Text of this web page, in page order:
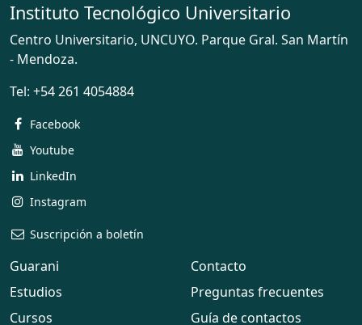
Instituto Tecnológico Universitario
Centro Universitario, UNCUYO. Parque Gral. San Martín
- Mendoza.
Tel: +54 261 4054884
Facebook
Youtube
LinkedIn
Instagram
Suscripción a boletín
Guarani
Estudios
Cursos
Contacto
Preguntas frecuentes
Guía de contactos